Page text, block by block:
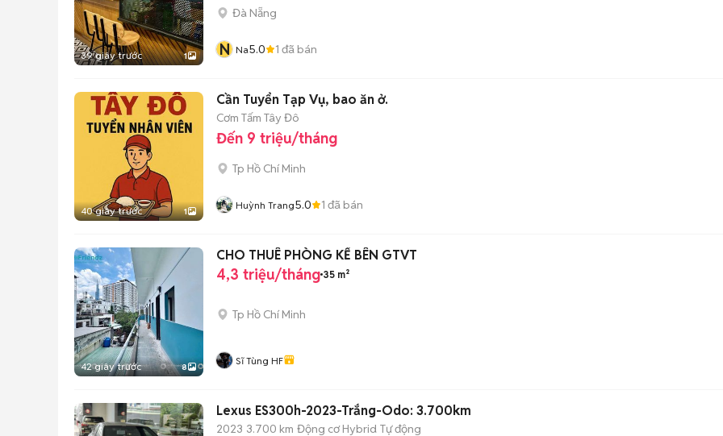
39 giây trước 1
Đà Nẵng
N Na5.0 1 đã bán
40 giây trước 1
Cần Tuyển Tạp Vụ, bao ăn ở.
Cơm Tấm Tây Đô
Đến 9 triệu/tháng
Tp Hồ Chí Minh
Huỳnh Trang5.0 1 đã bán
42 giây trước 8
CHO THUÊ PHÒNG KẾ BÊN GTVT
4,3 triệu/tháng 35 m²
Tp Hồ Chí Minh
Sĩ Tùng HF
Lexus ES300h-2023-Trắng-Odo: 3.700km
2023 3.700 km Động cơ Hybrid Tự động